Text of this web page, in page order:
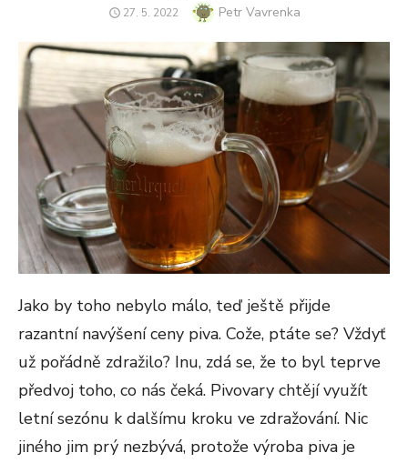
POSTED
27. 5. 2022 Author
Petr Vavrenka
Jako by toho nebylo málo, teď ještě přijde
razantní navýšení ceny piva. Cože, ptáte se? Vždyť
už pořádně zdražilo? Inu, zdá se, že to byl teprve
předvoj toho, co nás čeká. Pivovary chtějí využít
letní sezónu k dalšímu kroku ve zdražování. Nic
jiného jim prý nezbývá, protože výroba piva je